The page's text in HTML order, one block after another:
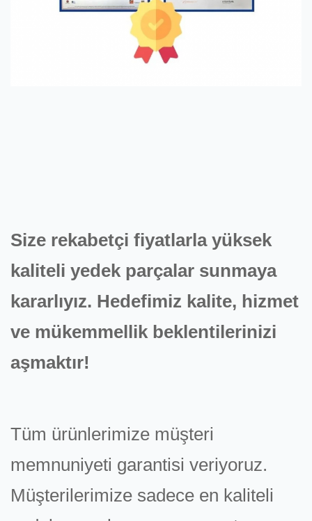
Size rekabetçi fiyatlarla yüksek
kaliteli yedek parçalar sunmaya
kararlıyız. Hedefimiz kalite, hizmet
ve mükemmellik beklentilerinizi
aşmaktır!
Tüm ürünlerimize müşteri
memnuniyeti garantisi veriyoruz.
Müşterilerimize sadece en kaliteli